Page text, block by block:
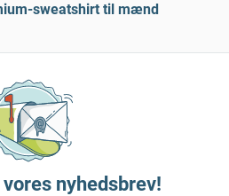
sweatshirt til mænd
nyhedsbrev!